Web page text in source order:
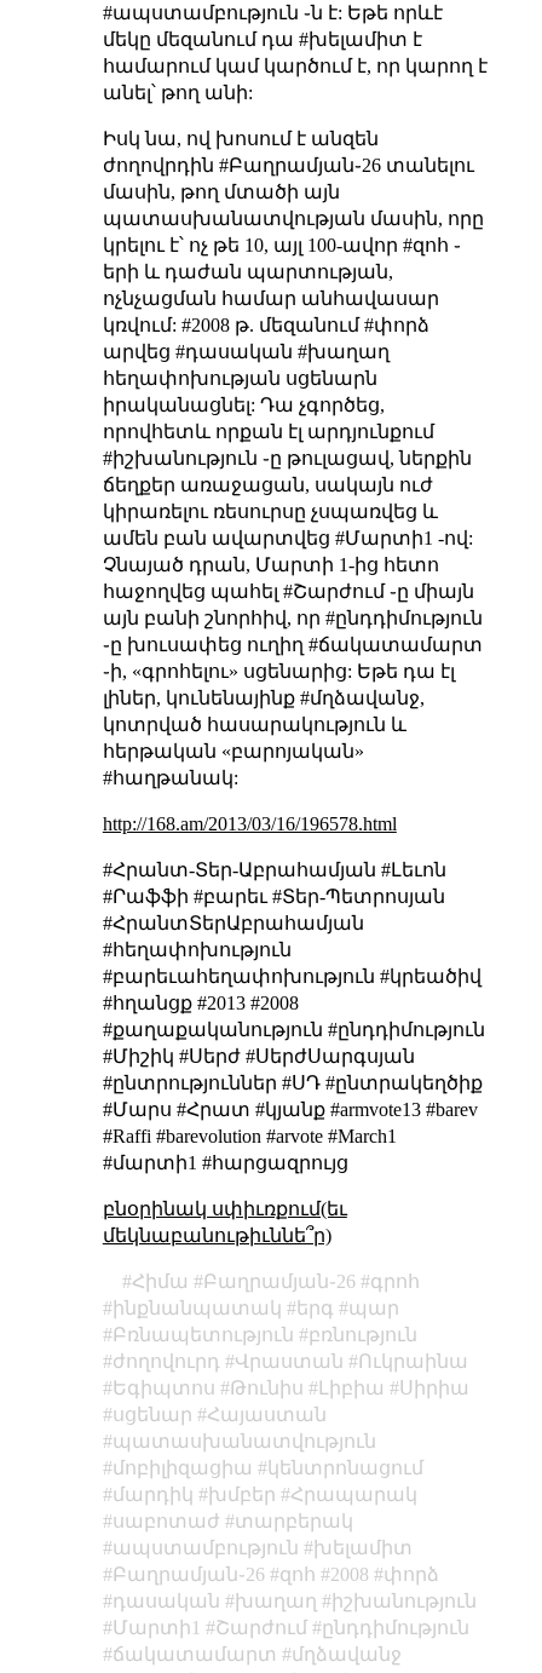
#ապստամբություն ֊ն է: Եթե որևէ
մեկը մեզանում դա #խելամիտ է
համարում կամ կարծում է, որ կարող է
անել՝ թող անի:
Իսկ նա, ով խոսում է անզեն
ժողովրդին #Բաղրամյան֊26 տանելու
մասին, թող մտածի այն
պատասխանատվության մասին, որը
կրելու է՝ ոչ թե 10, այլ 100-ավոր #զոհ ֊
երի և դաժան պարտության,
ոչնչացման համար անհավասար
կռվում: #2008 թ. մեզանում #փորձ
արվեց #դասական #խաղաղ
հեղափոխության սցենարն
իրականացնել: Դա չգործեց,
որովհետև որքան էլ արդյունքում
#իշխանություն ֊ը թուլացավ, ներքին
ճեղքեր առաջացան, սակայն ուժ
կիրառելու ռեսուրսը չսպառվեց և
ամեն բան ավարտվեց #Մարտի1 -ով:
Չնայած դրան, Մարտի 1-ից հետո
հաջողվեց պահել #Շարժում ֊ը միայն
այն բանի շնորհիվ, որ #ընդդիմություն
֊ը խուսափեց ուղիղ #ճակատամարտ
֊ի, «գրոհելու» սցենարից: Եթե դա էլ
լիներ, կունենայինք #մղձավանջ,
կոտրված հասարակություն և
հերթական «բարոյական»
#հաղթանակ:
http://168.am/2013/03/16/196578.html
#Հրանտ-Տեր-Աբրահամյան #Լեւոն
#Րաֆֆի #բարեւ #Տեր-Պետրոսյան
#ՀրանտՏերԱբրահամյան
#հեղափոխություն
#բարեւահեղափոխություն #կրեածիվ
#հղանցք #2013 #2008
#քաղաքականություն #ընդդիմություն
#Միշիկ #Սերժ #ՍերժՍարգսյան
#ընտրություններ #ՍԴ #ընտրակեղծիք
#Մարս #Հրատ #կյանք #armvote13 #barev
#Raffi #barevolution #arvote #March1
#մարտի1 #հարցազրույց
բնօրինակ սփիւռքում(եւ
մեկնաբանութիւննե՞ր)
Հիմա Բաղրամյան֊26
գրոհ
ինքնանպատակ
երգ
պար
Բռնապետություն
բռնություն
ժողովուրդ
Վրաստան
Ուկրաինա
Եգիպտոս
Թունիս Լիբիա
Սիրիա
սցենար
Հայաստան
պատասխանատվություն
մոբիլիզացիա
կենտրոնացում
մարդիկ
խմբեր
Հրապարակ
սաբոտաժ
տարբերակ
ապստամբություն
խելամիտ
Բաղրամյան֊26
զոհ 2008
փորձ
դասական
խաղաղ
իշխանություն
Մարտի1
Շարժում
ընդդիմություն
ճակատամարտ
մղձավանջ